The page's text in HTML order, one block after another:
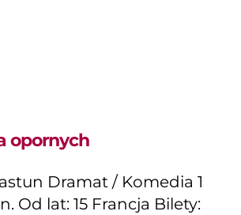
opornych
Dramat / Komedia 1
Od lat: 15 Francja Bilety: